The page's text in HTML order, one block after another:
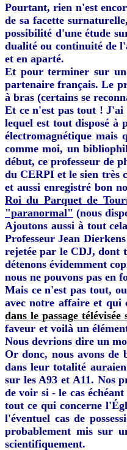
Pourtant, rien n'est
de sa facette
possibilité d'une étude
dualité ou continuité de
et en aparté.
Et pour terminer sur
partenaire français. Le
à bras (certains se
Et ce n'est pas tout ! J'ai
lequel est tout disposé à
électromagnétique mais
comme moi, un
début, ce professeur de
du CERPI et le sien très
et aussi enregistré bon
Roi du Parquet de
"paranormal" (nous
Ajoutons aussi à tout
Professeur Jean
rejetée par le CDJ, dont
détenons évidemment
nous ne pouvons pas en
Mais ce n'est pas tout,
avec notre affaire et qui
dans le passage
faveur et voilà un
Nous devrions dire un
Or donc, nous avons de
dans leur totalité
sur les A93 et A11. Nos
de voir si - le cas
tout ce qui concerne
l'éventuel cas de
probablement mis sur
scientifiquement.